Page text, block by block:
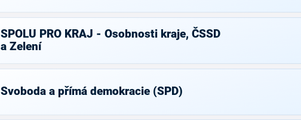
SPOLU PRO KRAJ - Osobnosti kraje, ČSSD
a Zelení
Svoboda a přímá demokracie (SPD)